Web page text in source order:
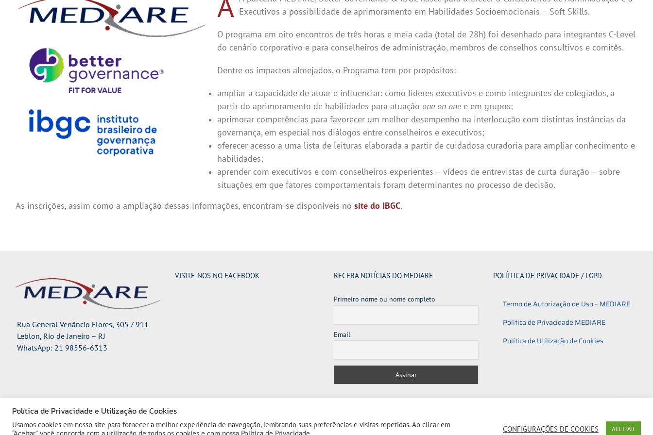
Executivos a possibilidade de aprimoramento em Habilidades Socioemocionais – Soft Skills.
O programa em oito encontros de três horas e meia cada (total de 28h) foi desenhado para integrantes C-Level
do cenário corporativo e para conselheiros de administração, membros de conselhos consultivos e comitês.
Dentre os impactos almejados, o Programa tem por propósitos:
ampliar a capacidade de atuar e influenciar: como lideres executivos e como integrantes de colegiados, a
partir do aprimoramento de habilidades para atuação one on one e em grupos;
aprimorar competências para favorecer um melhor desempenho na interlocução com distintas instâncias da
governança, em especial nos diálogos entre conselheiros e executivos;
oferecer acesso a uma lista de leituras elaborada a partir de cuidadosa curadoria para ampliar conhecimento e
habilidades;
aprender com executivos e com conselheiros experientes – vídeos de entrevistas de curta duração – sobre
situações em que fatores comportamentais foram determinantes no processo de decisão.
As inscrições, assim como a ampliação dessas informações, encontram-se disponíveis no site do IBGC.
Rua General Venâncio Flores, 305 / 911
Leblon, Rio de Janeiro – RJ
WhatsApp: 21 98556-6313
VISITE-NOS NO FACEBOOK RECEBA NOTÍCIAS DO MEDIARE
Primeiro nome ou nome completo
Email
POLÍITICA DE PRIVACIDADE / LGPD
Termo de Autorização de Uso – MEDIARE
Política de Privacidade MEDIARE
Política de Utilização de Cookies
© 2023 Mediare | Todos os direitos reservados FacebookYouTubeInstagram
Política de Privacidade e Utilização de Cookies
Usamos cookies em nosso site para fornecer a melhor experiência de navegação, lembrando suas preferências e visitas repetidas. Ao clicar em
“Aceitar”, você concorda com a utilização de todos os cookies e com nossa Política de Privacidade. CONFIGURAÇÕES DE COOKIES ACEITAR